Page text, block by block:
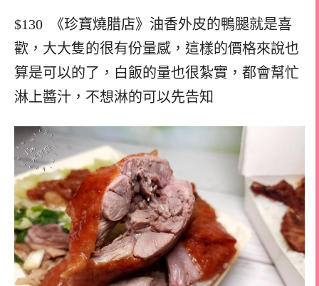
$130 《珍寶燒腊店》油香外皮的鴨腿就是喜
歡，大大隻的很有份量感，這樣的價格來說也
算是可以的了，白飯的量也很紮實，都會幫忙
淋上醬汁，不想淋的可以先告知